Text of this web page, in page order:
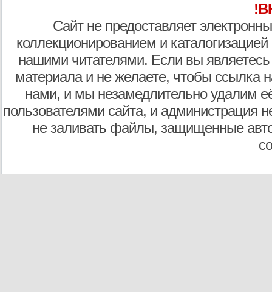
Сайт не предоставляет
коллекционированием и
нашими читателями. Если вы являетесь
материала и не желаете, чтобы ссылка
нами, и мы незамедлительно удалим
пользователями сайта, и администрация
не заливать файлы, защищенные